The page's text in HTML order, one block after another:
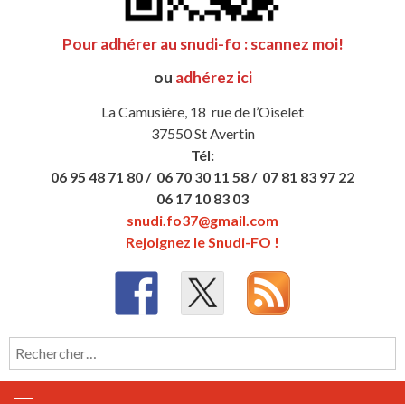
Pour adhérer au snudi-fo : scannez moi!
ou adhérez ici
La Camusière, 18 rue de l’Oiselet
37550 St Avertin
Tél:
06 95 48 71 80 / 06 70 30 11 58 / 07 81 83 97 22
06 17 10 83 03
snudi.fo37@gmail.com
Rejoignez le Snudi-FO !
Rechercher :